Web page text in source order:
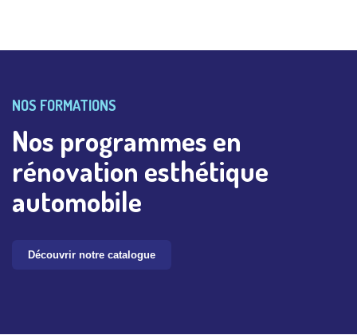
NOS FORMATIONS
Nos programmes en
rénovation esthétique
automobile
Découvrir notre catalogue